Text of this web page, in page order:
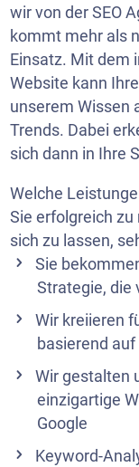
wir von der SEO
kommt mehr als
Einsatz. Mit dem
Website kann
unserem Wissen
Trends. Dabei
sich dann in Ihre
Welche
Sie erfolgreich
sich zu lassen,
Sie
Strategie, die
Wir kreiieren
basierend
Wir gestalten
einzigartige
Google
Keyword-